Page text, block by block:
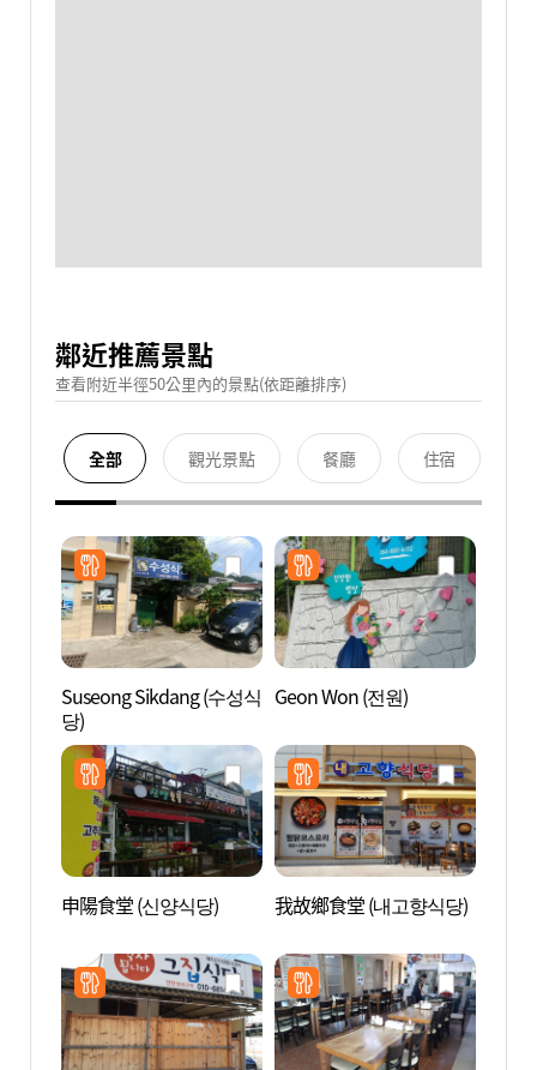
鄰近推薦景點
查看附近半徑50公里內的景點(依距離排序)
全部 觀光景點 餐廳 住宿
Suseong Sikdang (수성식
당)
Geon Won (전원)
申陽食堂 (신양식당) 我故鄉食堂 (내고향식당)